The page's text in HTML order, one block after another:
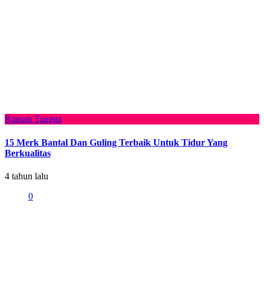
Rumah Tangga
15 Merk Bantal Dan Guling Terbaik Untuk Tidur Yang
Berkualitas
4 tahun lalu
0